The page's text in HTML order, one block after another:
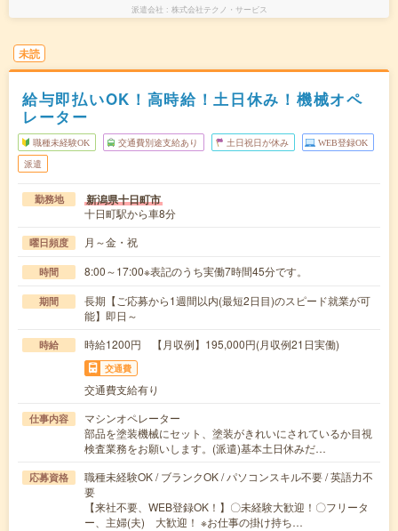
派遣会社 株式会社テクノ・サービス
未読
給与即払いOK！高時給！土日休み！機械オペ
レーター
職種未経験OK 交通費別途支給あり 土日祝日が休み WEB登録OK
派遣
勤務地 新潟県十日町市
十日町駅から車8分
曜日頻度 月～金・祝
時間 8:00～17:00※表記のうち実働7時間45分です。
期間
長期【ご応募から1週間以内(最短2日目)のスピード就業が可
能】即日～
時給 時給1200円 【月収例】195,000円(月収例21日実働)
交通費
交通費支給有り
仕事内容
マシンオペレーター
部品を塗装機械にセット、塗装がきれいにされているか目視
検査業務をお願いします。(派遣)基本土日休みだ…
応募資格
職種未経験OK / ブランクOK / パソコンスキル不要 / 英語力不
要
【来社不要、WEB登録OK！】〇未経験大歓迎！〇フリータ
ー、主婦(夫) 大歓迎！ ※お仕事の掛け持ち…